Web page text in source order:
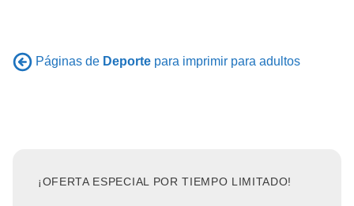
Páginas de Deporte para imprimir para adultos
¡OFERTA ESPECIAL POR TIEMPO LIMITADO!